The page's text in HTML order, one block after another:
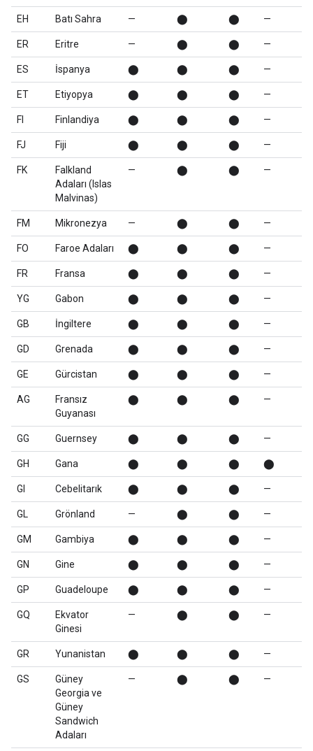
EH Batı Sahra — ⬤ ⬤ —
ER Eritre — ⬤ ⬤ —
ES İspanya ⬤ ⬤ ⬤ —
ET Etiyopya ⬤ ⬤ ⬤ —
FI Finlandiya ⬤ ⬤ ⬤ —
FJ Fiji ⬤ ⬤ ⬤ —
FK
Falkland
Adaları (Islas
Malvinas)
— ⬤ ⬤ —
FM Mikronezya — ⬤ ⬤ —
FO Faroe Adaları ⬤ ⬤ ⬤ —
FR Fransa ⬤ ⬤ ⬤ —
YG Gabon ⬤ ⬤ ⬤ —
GB İngiltere ⬤ ⬤ ⬤ —
GD Grenada ⬤ ⬤ ⬤ —
GE Gürcistan ⬤ ⬤ ⬤ —
AG
Fransız
Guyanası
⬤ ⬤ ⬤ —
GG Guernsey ⬤ ⬤ ⬤ —
GH Gana ⬤ ⬤ ⬤ ⬤
GI Cebelitarık ⬤ ⬤ ⬤ —
GL Grönland — ⬤ ⬤ —
GM Gambiya ⬤ ⬤ ⬤ —
GN Gine ⬤ ⬤ ⬤ —
GP Guadeloupe ⬤ ⬤ ⬤ —
GQ
Ekvator
Ginesi
— ⬤ ⬤ —
GR Yunanistan ⬤ ⬤ ⬤ —
GS
Güney
Georgia ve
Güney
Sandwich
Adaları
— ⬤ ⬤ —